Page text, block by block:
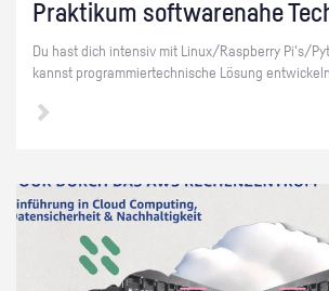
Prak­ti­kum soft­ware­na­he
Du hast dich in­ten­siv mit Linux/Raspber­ry Pi's/
kannst pro­gram­mier­tech­ni­sche Lö­sung